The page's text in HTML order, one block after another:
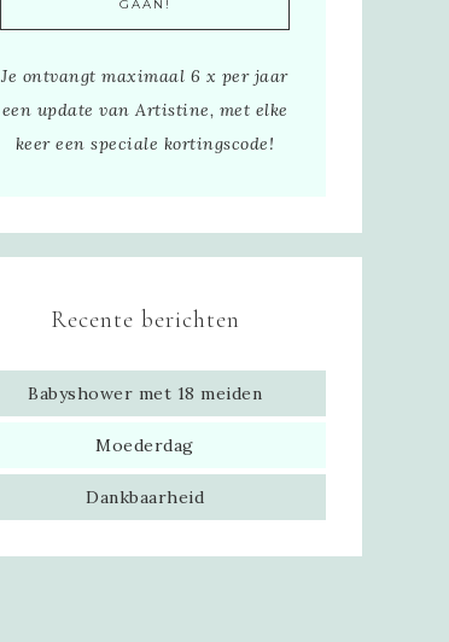
Je ontvangt maximaal 6 x per jaar
een update van Artistine, met elke
keer een speciale kortingscode!
Recente berichten
Babyshower met 18 meiden
Moederdag
Dankbaarheid